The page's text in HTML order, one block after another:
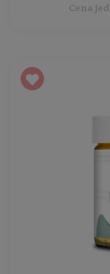
Cena